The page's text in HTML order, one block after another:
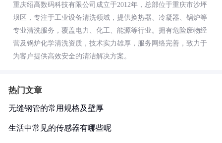
重庆绍高数码科技有限公司成立于2012年，总部位于重庆市沙坪
坝区，专注于工业设备清洗领域，提供换热器、冷凝器、锅炉等
专业清洗服务，覆盖电力、化工、能源等行业。拥有危险废物经
营及锅炉化学清洗资质，技术实力雄厚，服务网络完善，致力于
为客户提供高效安全的清洁解决方案。
热门文章
无缝钢管的常用规格及壁厚
生活中常见的传感器有哪些呢